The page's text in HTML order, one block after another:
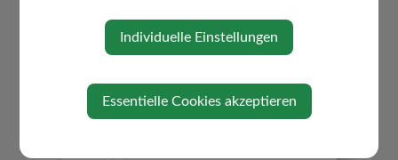
Kinderbetreuung
Individuelle Einstellungen
Essentielle Cookies akzeptieren